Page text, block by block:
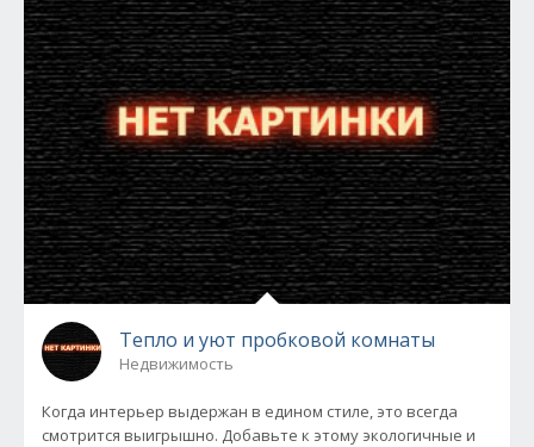
Тепло и уют пробковой комнаты
Недвижимость
Когда интерьер выдержан в едином стиле, это всегда
смотрится выигрышно. Добавьте к этому экологичные и